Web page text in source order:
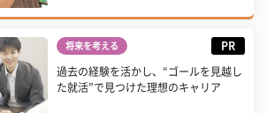
将来を考える PR
過去の経験を活かし、“ゴールを見越し
た就活”で見つけた理想のキャリア